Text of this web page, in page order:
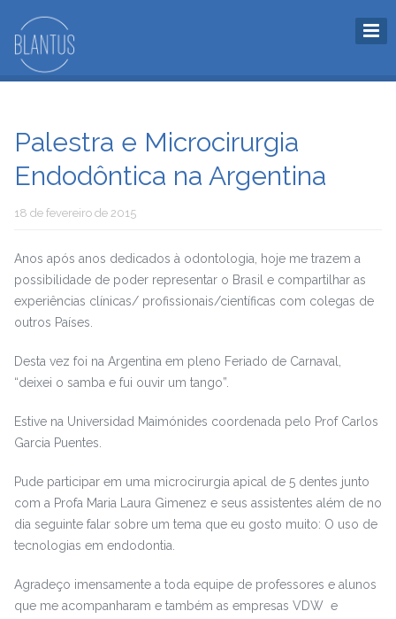
Palestra e Microcirurgia
Endodôntica na Argentina
18 de fevereiro de 2015
Anos após anos dedicados à odontologia, hoje me trazem a
possibilidade de poder representar o Brasil e compartilhar as
experiências clínicas/ profissionais/científicas com colegas de
outros Países.
Desta vez foi na Argentina em pleno Feriado de Carnaval,
“deixei o samba e fui ouvir um tango”.
Estive na Universidad Maimónides coordenada pelo Prof Carlos
Garcia Puentes.
Pude participar em uma microcirurgia apical de 5 dentes junto
com a Profa Maria Laura Gimenez e seus assistentes além de no
dia seguinte falar sobre um tema que eu gosto muito: O uso de
tecnologias em endodontia.
Agradeço imensamente a toda equipe de professores e alunos
que me acompanharam e também as empresas VDW e